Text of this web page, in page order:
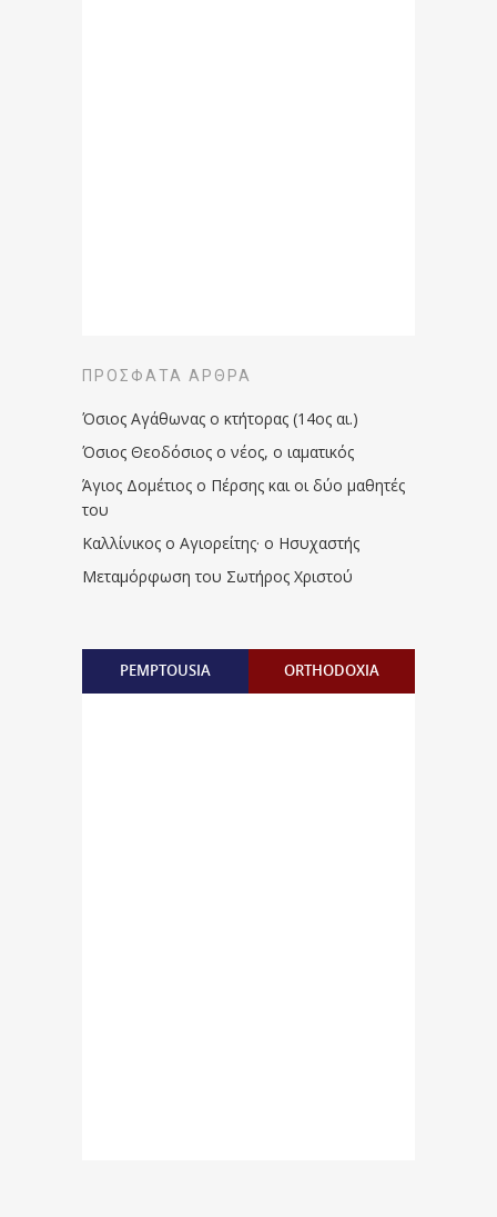
ΠΡΌΣΦΑΤΑ ΆΡΘΡΑ
Όσιος Αγάθωνας ο κτήτορας (14ος αι.)
Όσιος Θεοδόσιος ο νέος, ο ιαματικός
Άγιος Δομέτιος ο Πέρσης και οι δύο μαθητές
του
Καλλίνικος ο Αγιορείτης · ο Ησυχαστής
Μεταμόρφωση του Σωτήρος Χριστού
PEMPTOUSIA ORTHODOXIA